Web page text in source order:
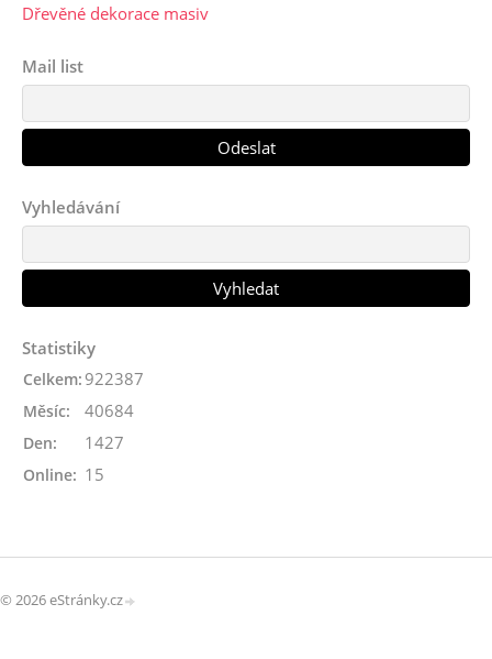
Dřevěné dekorace masiv
Mail list
Vyhledávání
Statistiky
Online: 15
Celkem: 922387
Měsíc: 40684
Den: 1427
© 2026 eStránky.cz